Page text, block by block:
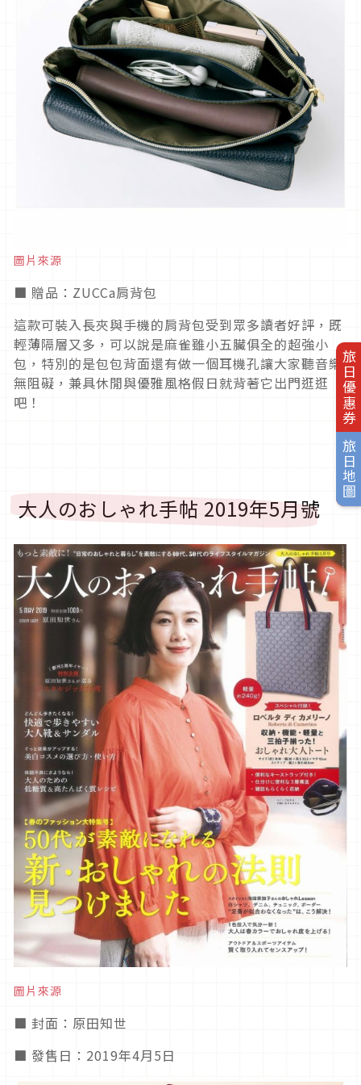
旅日優惠券
旅日地圖
圖片來源
■ 贈品：ZUCCa肩背包
這款可裝入長夾與手機的肩背包受到眾多讀者好評，既
輕薄隔層又多，可以說是麻雀雖小五臟俱全的超強小
包，特別的是包包背面還有做一個耳機孔讓大家聽音樂
無阻礙，兼具休閒與優雅風格假日就背著它出門逛逛
吧！
大人のおしゃれ手帖 2019年5月號
圖片來源
■ 封面：原田知世
■ 發售日：2019年4月5日